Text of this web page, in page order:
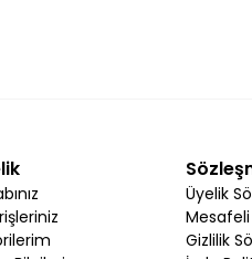
ortamda saklanması gerekir.
kapatılan kaplarda
Üyelik
Mesafeli
Gizlilik